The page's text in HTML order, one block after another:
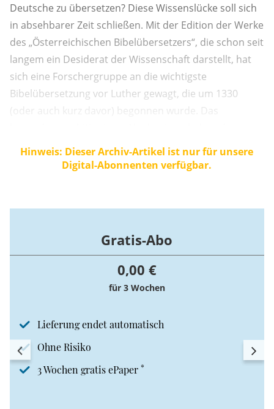
Deutsche zu übersetzen? Diese Wissenslücke soll sich
in absehbarer Zeit schließen. Mit der Edition der Werke
des „Österreichischen Bibelübersetzers“, die schon seit
langem ein Desiderat der Wissenschaft darstellt, hat
sich eine Forschergruppe an die wichtigste
Bibelübersetzung vor Luther gewagt, die um 1330
(oder auch kurz davor) begonnen wurde. Das
Berlin-Brandenburgischen Akademie der
Wissenschaften hat, unterstützt von der Bayerischen
Hinweis: Dieser Archiv-Artikel ist nur für unsere
Digital-Abonnenten verfügbar.
Gratis-Abo
0,00 €
für 3 Wochen
Lieferung endet automatisch
Ohne Risiko
3 Wochen gratis ePaper *